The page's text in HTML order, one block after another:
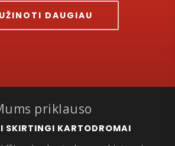
DAUGIAU
priklauso
SKIRTINGI KARTODROMAI